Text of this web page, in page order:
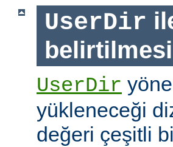
UserDir
belirtilmesi
UserDir
yükleneceği
değeri çeşitli